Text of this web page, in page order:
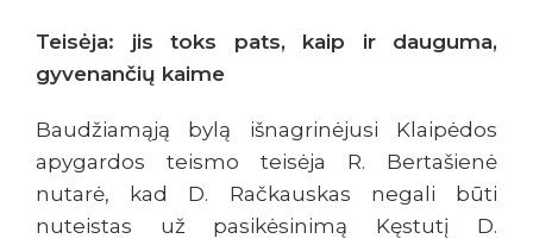
Teisėja: jis toks pats, kaip ir dauguma,
gyvenančių kaime
Baudžiamąją bylą išnagrinėjusi Klaipėdos
apygardos teismo teisėja R. Bertašienė
nutarė, kad D. Račkauskas negali būti
nuteistas už pasikėsinimą Kęstutį D.